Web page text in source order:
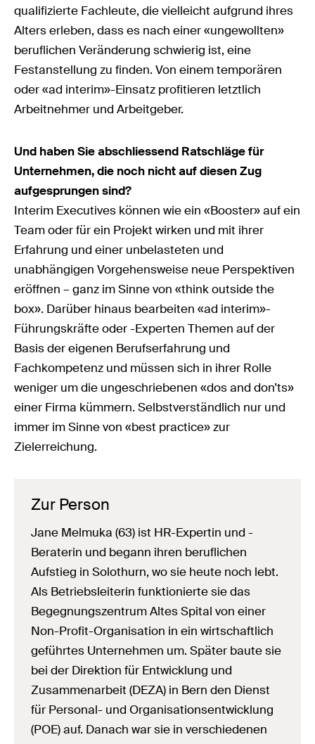
qualifizierte Fachleute, die vielleicht aufgrund ihres
Alters erleben, dass es nach einer «ungewollten»
beruflichen Veränderung schwierig ist, eine
Festanstellung zu finden. Von einem temporären
oder «ad interim»-Einsatz profitieren letztlich
Arbeitnehmer und Arbeitgeber.
Und haben Sie abschliessend Ratschläge für
Unternehmen, die noch nicht auf diesen Zug
aufgesprungen sind?
Interim Executives können wie ein «Booster» auf ein
Team oder für ein Projekt wirken und mit ihrer
Erfahrung und einer unbelasteten und
unabhängigen Vorgehensweise neue Perspektiven
eröffnen – ganz im Sinne von «think outside the
box». Darüber hinaus bearbeiten «ad interim»-
Führungskräfte oder -Experten Themen auf der
Basis der eigenen Berufserfahrung und
Fachkompetenz und müssen sich in ihrer Rolle
weniger um die ungeschriebenen «dos and don’ts»
einer Firma kümmern. Selbstverständlich nur und
immer im Sinne von «best practice» zur
Zielerreichung.
Zur Person
Jane Melmuka (63) ist HR-Expertin und -
Beraterin und begann ihren beruflichen
Aufstieg in Solothurn, wo sie heute noch lebt.
Als Betriebsleiterin funktionierte sie das
Begegnungszentrum Altes Spital von einer
Non-Profit-Organisation in ein wirtschaftlich
geführtes Unternehmen um. Später baute sie
bei der Direktion für Entwicklung und
Zusammenarbeit (DEZA) in Bern den Dienst
für Personal- und Organisationsentwicklung
(POE) auf. Danach war sie in verschiedenen